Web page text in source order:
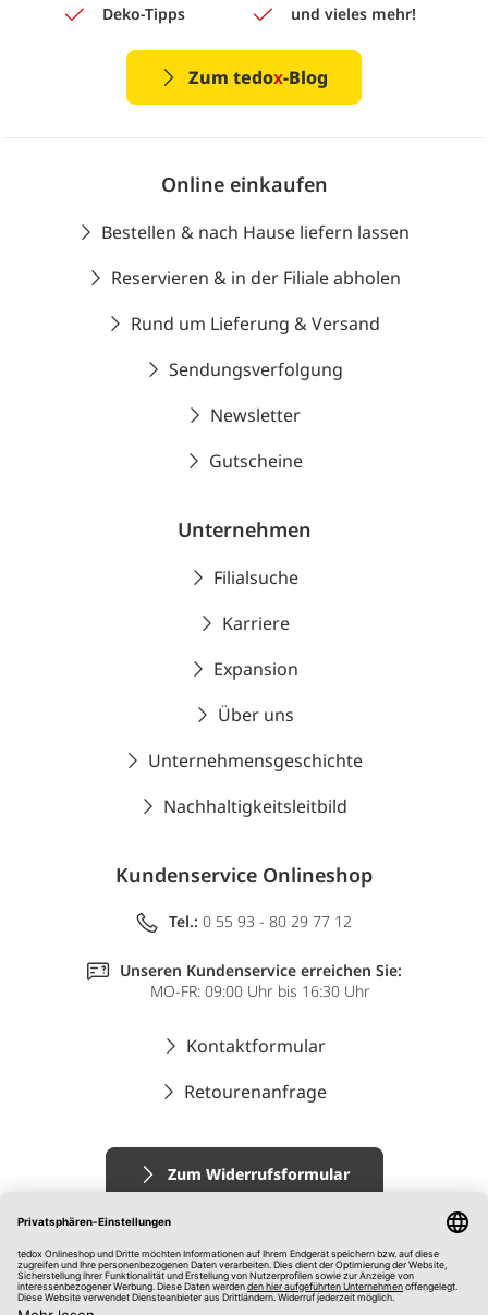
Deko-Tipps
und vieles mehr!
Zum tedox-Blog
Online einkaufen
Bestellen & nach Hause liefern lassen
Reservieren & in der Filiale abholen
Rund um Lieferung & Versand
Sendungsverfolgung
Newsletter
Gutscheine
Unternehmen
Filialsuche
Karriere
Expansion
Über uns
Unternehmensgeschichte
Nachhaltigkeitsleitbild
Kundenservice Onlineshop
Tel.: 0 55 93 - 80 29 77 12
Unseren Kundenservice erreichen Sie:
MO-FR: 09:00 Uhr bis 16:30 Uhr
Kontaktformular
Retourenanfrage
Zum Widerrufsformular
Impressum
AGB